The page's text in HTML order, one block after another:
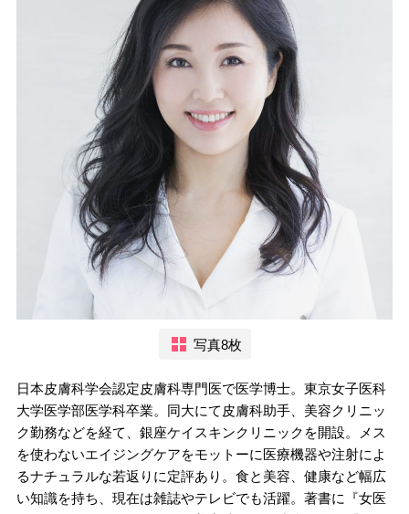
写真8枚
日本皮膚科学会認定皮膚科専門医で医学博士。東京女子医科
大学医学部医学科卒業。同大にて皮膚科助手、美容クリニッ
ク勤務などを経て、銀座ケイスキンクリニックを開設。メス
を使わないエイジングケアをモットーに医療機器や注射によ
るナチュラルな若返りに定評あり。食と美容、健康など幅広
い知識を持ち、現在は雑誌やテレビでも活躍。著書に『女医